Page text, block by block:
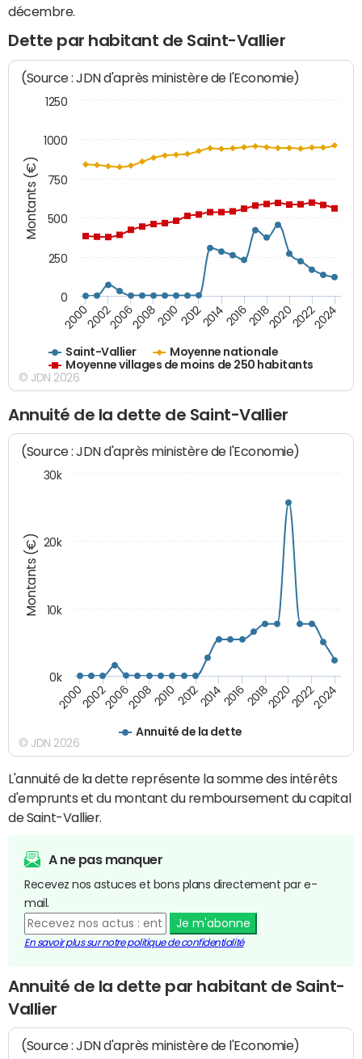
décembre.
Dette par habitant de Saint-Vallier
Montants (€)
(Source : JDN d'après ministère de l'Economie)
Saint-Vallier
Moyenne nationale
Moyenne villages de moins de 250 habitants
200020022006200820102012201420162018202020222024
0
250
500
750
1000
1250
© JDN 2026
Annuité de la dette de Saint-Vallier
Montants (€)
(Source : JDN d'après ministère de l'Economie)
Annuité de la dette
200020022006200820102012201420162018202020222024
0k
10k
20k
30k
© JDN 2026
L'annuité de la dette représente la somme des intérêts
d'emprunts et du montant du remboursement du capital
de Saint-Vallier.
A ne pas manquer
Recevez nos astuces et bons plans directement par e-
mail.
Je m'abonne
En savoir plus sur notre politique de confidentialité
Annuité de la dette par habitant de Saint-
Vallier
(Source : JDN d'après ministère de l'Economie)